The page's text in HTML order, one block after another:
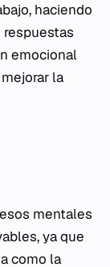
haciendo
emocional
la
mentales
ya que
como la